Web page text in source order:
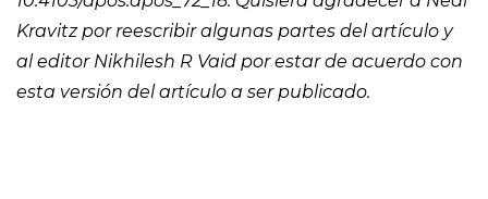
Kravitz por reescribir algunas partes del artículo y
al editor Nikhilesh R Vaid por estar de acuerdo con
esta versión del artículo a ser publicado.